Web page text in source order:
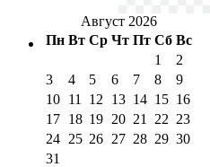
Август 2026
Пн Вт Ср Чт Пт Сб Вс
1
2
3
4 5 6 7 8
9
10 11 12 13 14 15 16
17 18 19 20 21 22 23
24 25 26 27 28 29 30
31